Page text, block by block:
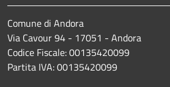
Comune di Andora
Via Cavour 94 - 17051 - Andora
Codice Fiscale: 00135420099
Partita IVA: 00135420099